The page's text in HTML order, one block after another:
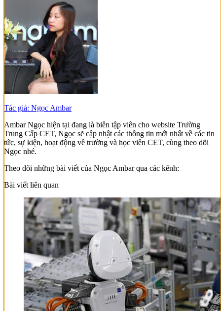
Tác giả: Ngọc Ambar
Ambar Ngọc hiện tại đang là biên tập viên cho website Trường
Trung Cấp CET, Ngọc sẽ cập nhật các thông tin mới nhất về các tin
tức, sự kiện, hoạt động về trường và học viên CET, cùng theo dõi
Ngọc nhé.
Theo dõi những bài viết của Ngọc Ambar qua các kênh:
Bài viết liên quan